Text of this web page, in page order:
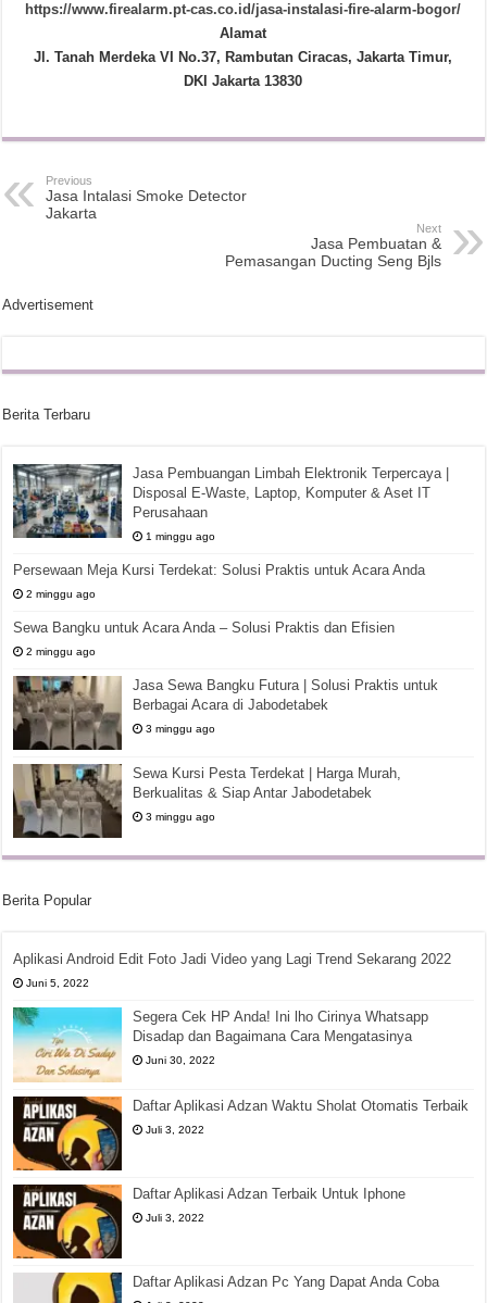
https://www.firealarm.pt-cas.co.id/jasa-instalasi-fire-alarm-bogor/
Alamat
Jl. Tanah Merdeka VI No.37, Rambutan Ciracas, Jakarta Timur,
DKI Jakarta 13830
Previous
Jasa Intalasi Smoke Detector
Jakarta
Next
Jasa Pembuatan &
Pemasangan Ducting Seng Bjls
Advertisement
Berita Terbaru
Jasa Pembuangan Limbah Elektronik Terpercaya |
Disposal E-Waste, Laptop, Komputer & Aset IT
Perusahaan
1 minggu ago
Persewaan Meja Kursi Terdekat: Solusi Praktis untuk Acara Anda
2 minggu ago
Sewa Bangku untuk Acara Anda – Solusi Praktis dan Efisien
2 minggu ago
Jasa Sewa Bangku Futura | Solusi Praktis untuk
Berbagai Acara di Jabodetabek
3 minggu ago
Sewa Kursi Pesta Terdekat | Harga Murah,
Berkualitas & Siap Antar Jabodetabek
3 minggu ago
Berita Popular
Aplikasi Android Edit Foto Jadi Video yang Lagi Trend Sekarang 2022
Juni 5, 2022
Segera Cek HP Anda! Ini lho Cirinya Whatsapp
Disadap dan Bagaimana Cara Mengatasinya
Juni 30, 2022
Daftar Aplikasi Adzan Waktu Sholat Otomatis Terbaik
Juli 3, 2022
Daftar Aplikasi Adzan Terbaik Untuk Iphone
Juli 3, 2022
Daftar Aplikasi Adzan Pc Yang Dapat Anda Coba